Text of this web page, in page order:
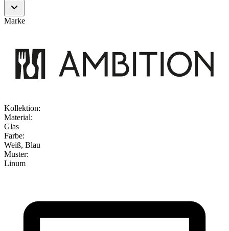
Marke
Kollektion:
Material:
Glas
Farbe:
Weiß, Blau
Muster:
Linum